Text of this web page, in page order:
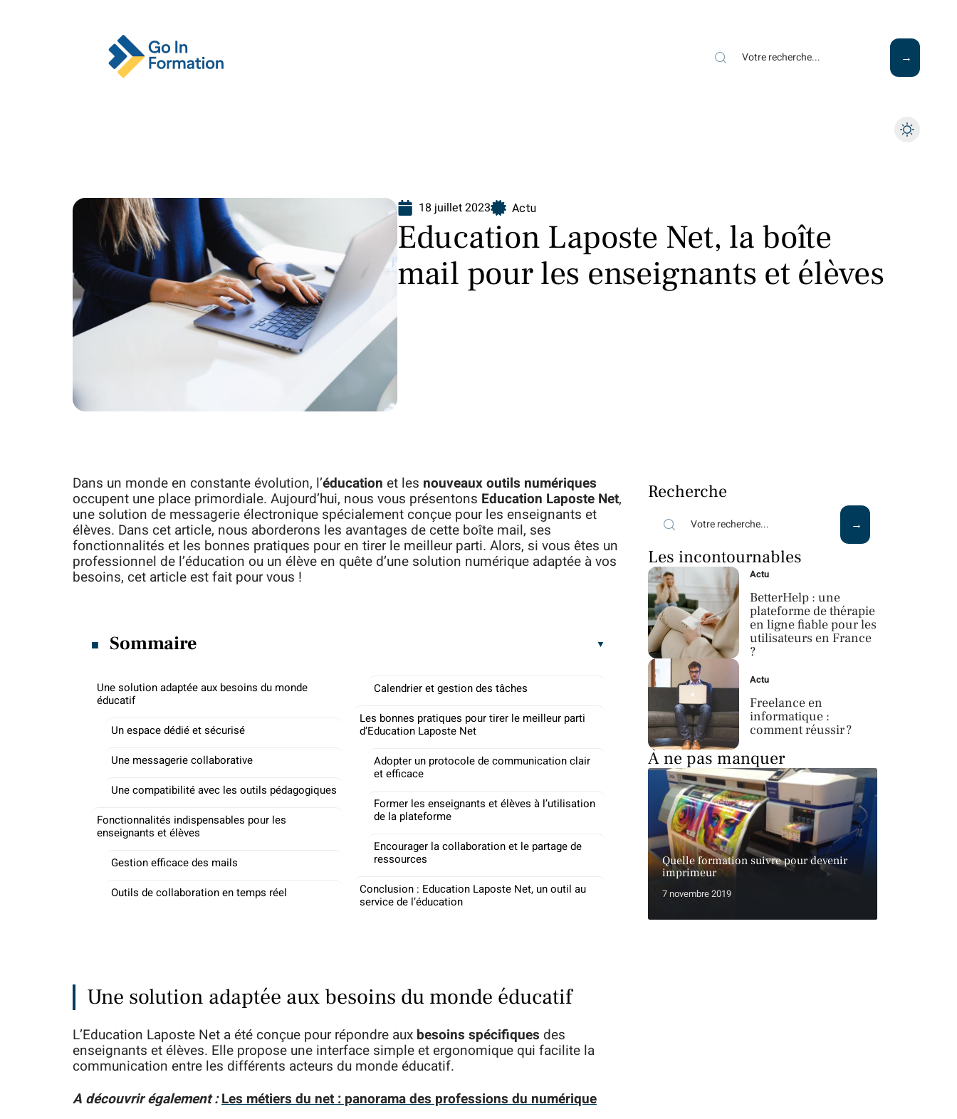
18 juillet 2023 Actu
Education Laposte Net, la boîte
mail pour les enseignants et élèves
Dans un monde en constante évolution, l’éducation et les nouveaux outils numériques
occupent une place primordiale. Aujourd’hui, nous vous présentons Education Laposte Net,
une solution de messagerie électronique spécialement conçue pour les enseignants et
élèves. Dans cet article, nous aborderons les avantages de cette boîte mail, ses
fonctionnalités et les bonnes pratiques pour en tirer le meilleur parti. Alors, si vous êtes un
professionnel de l’éducation ou un élève en quête d’une solution numérique adaptée à vos
besoins, cet article est fait pour vous !
Sommaire
Une solution adaptée aux besoins du monde
éducatif
Un espace dédié et sécurisé
Une messagerie collaborative
Une compatibilité avec les outils pédagogiques
Fonctionnalités indispensables pour les
enseignants et élèves
Gestion efficace des mails
Outils de collaboration en temps réel
Calendrier et gestion des tâches
Les bonnes pratiques pour tirer le meilleur parti
d’Education Laposte Net
Adopter un protocole de communication clair
et efficace
Former les enseignants et élèves à l’utilisation
de la plateforme
Encourager la collaboration et le partage de
ressources
Conclusion : Education Laposte Net, un outil au
service de l’éducation
Une solution adaptée aux besoins du monde éducatif
L’Education Laposte Net a été conçue pour répondre aux besoins spécifiques des
enseignants et élèves. Elle propose une interface simple et ergonomique qui facilite la
communication entre les différents acteurs du monde éducatif.
A découvrir également :Les métiers du net : panorama des professions du numérique
Recherche
Les incontournables
Actu
BetterHelp : une
plateforme de thérapie
en ligne fiable pour les
utilisateurs en France
?
Actu
Freelance en
informatique :
comment réussir ?
À ne pas manquer
Quelle formation suivre pour devenir
imprimeur
7 novembre 2019